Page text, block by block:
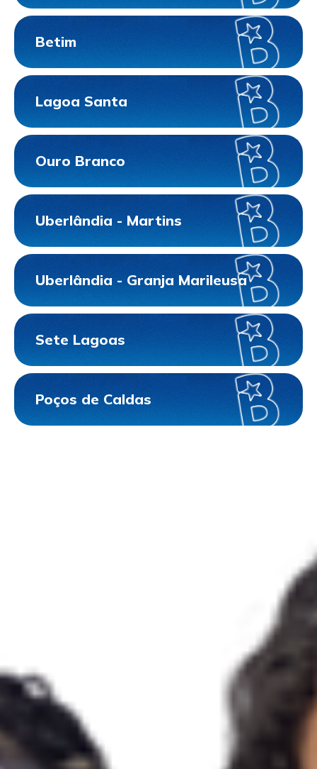
Betim
Lagoa Santa
Ouro Branco
Uberlândia - Martins
Uberlândia - Granja Marileusa
Sete Lagoas
Poços de Caldas